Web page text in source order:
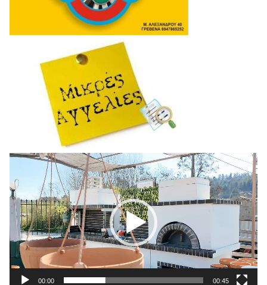
Πρόγραμμα
Αναπαραγωγής
Βίντεο
00:00 00:45